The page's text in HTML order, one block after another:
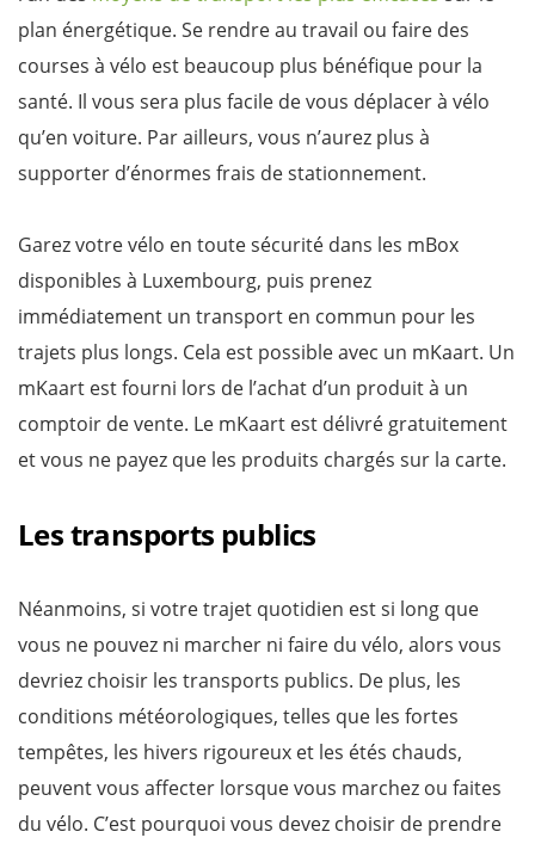
plan énergétique. Se rendre au travail ou faire des
courses à vélo est beaucoup plus bénéfique pour la
santé. Il vous sera plus facile de vous déplacer à vélo
qu’en voiture. Par ailleurs, vous n’aurez plus à
supporter d’énormes frais de stationnement.
Garez votre vélo en toute sécurité dans les mBox
disponibles à Luxembourg, puis prenez
immédiatement un transport en commun pour les
trajets plus longs. Cela est possible avec un mKaart. Un
mKaart est fourni lors de l’achat d’un produit à un
comptoir de vente. Le mKaart est délivré gratuitement
et vous ne payez que les produits chargés sur la carte.
Les transports publics
Néanmoins, si votre trajet quotidien est si long que
vous ne pouvez ni marcher ni faire du vélo, alors vous
devriez choisir les transports publics. De plus, les
conditions météorologiques, telles que les fortes
tempêtes, les hivers rigoureux et les étés chauds,
peuvent vous affecter lorsque vous marchez ou faites
du vélo. C’est pourquoi vous devez choisir de prendre